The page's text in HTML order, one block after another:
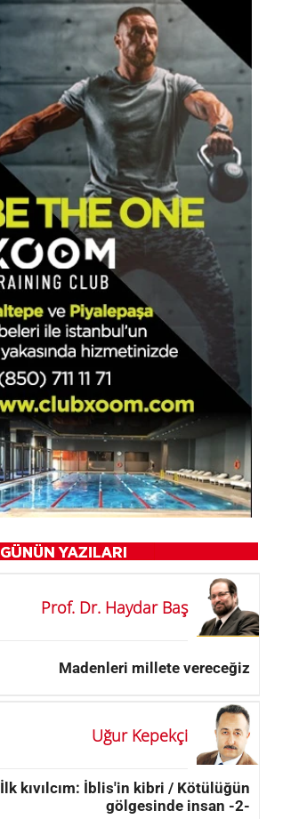
Prof. Dr. Haydar Baş
Madenleri millete vereceğiz
Uğur Kepekçi
İlk kıvılcım: İblis'in kibri / Kötülüğün
gölgesinde insan -2-